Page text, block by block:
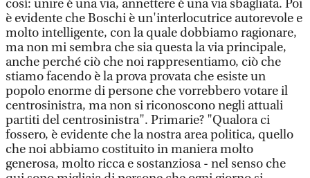
così: unire è una via, annettere è una via sbagliata. Poi
è evidente che Boschi è un'interlocutrice autorevole e
molto intelligente, con la quale dobbiamo ragionare,
ma non mi sembra che sia questa la via principale,
anche perché ciò che noi rappresentiamo, ciò che
stiamo facendo è la prova provata che esiste un
popolo enorme di persone che vorrebbero votare il
centrosinistra, ma non si riconoscono negli attuali
partiti del centrosinistra". Primarie? "Qualora ci
fossero, è evidente che la nostra area politica, quello
che noi abbiamo costituito in maniera molto
generosa, molto ricca e sostanziosa - nel senso che